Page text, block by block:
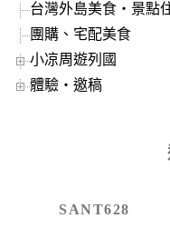
台灣外島美食‧景點
團購、宅配美食
小凉周遊列國
體驗‧邀稿
SANT628